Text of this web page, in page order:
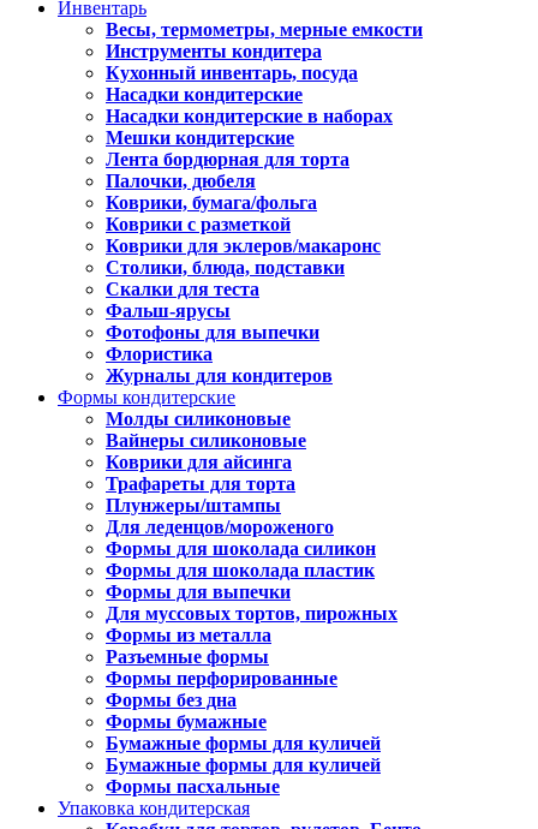
Инвентарь
Весы, термометры, мерные емкости
Инструменты кондитера
Кухонный инвентарь, посуда
Насадки кондитерские
Насадки кондитерские в наборах
Мешки кондитерские
Лента бордюрная для торта
Палочки, дюбеля
Коврики, бумага/фольга
Коврики с разметкой
Коврики для эклеров/макаронс
Столики, блюда, подставки
Скалки для теста
Фальш-ярусы
Фотофоны для выпечки
Флористика
Журналы для кондитеров
Формы кондитерские
Молды силиконовые
Вайнеры силиконовые
Коврики для айсинга
Трафареты для торта
Плунжеры/штампы
Для леденцов/мороженого
Формы для шоколада силикон
Формы для шоколада пластик
Формы для выпечки
Для муссовых тортов, пирожных
Формы из металла
Разъемные формы
Формы перфорированные
Формы без дна
Формы бумажные
Бумажные формы для куличей
Бумажные формы для куличей
Формы пасхальные
Упаковка кондитерская